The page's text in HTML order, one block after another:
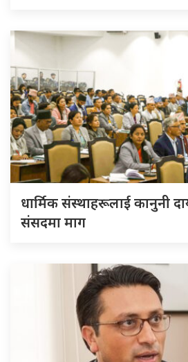
धार्मिक संस्थाहरूलाई कानुनी
संसदमा माग